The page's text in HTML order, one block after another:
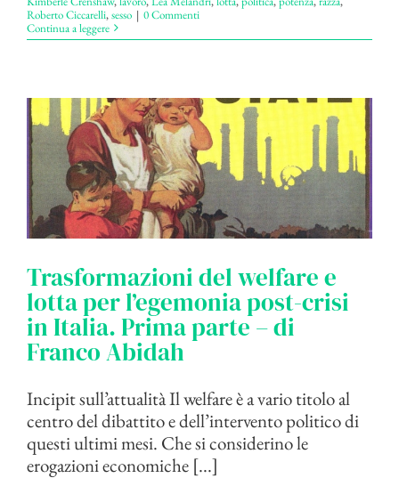
Roberto Ciccarelli,sesso | 0 Commenti
Continua a leggere
Trasformazioni del welfare e
lotta per l’egemonia post-crisi
in Italia. Prima parte – di
Franco Abidah
Incipit sull’attualità Il welfare è a vario titolo al
centro del dibattito e dell’intervento politico di
questi ultimi mesi. Che si considerino le
erogazioni economiche [...]